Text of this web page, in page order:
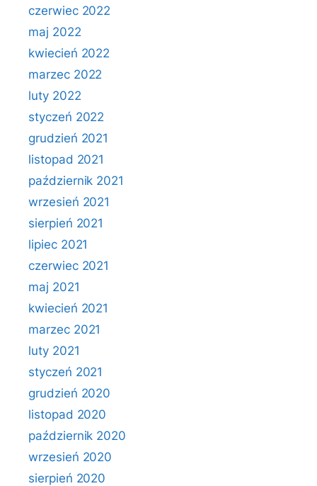
czerwiec 2022
maj 2022
kwiecień 2022
marzec 2022
luty 2022
styczeń 2022
grudzień 2021
listopad 2021
październik 2021
wrzesień 2021
sierpień 2021
lipiec 2021
czerwiec 2021
maj 2021
kwiecień 2021
marzec 2021
luty 2021
styczeń 2021
grudzień 2020
listopad 2020
październik 2020
wrzesień 2020
sierpień 2020